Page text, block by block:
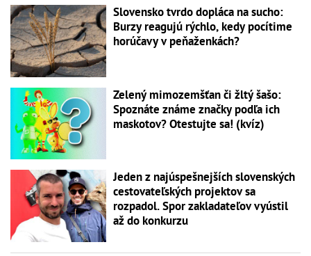
Slovensko tvrdo dopláca na sucho:
Burzy reagujú rýchlo, kedy pocítime
horúčavy v peňaženkách?
Zelený mimozemšťan či žltý šašo:
Spoznáte známe značky podľa ich
maskotov? Otestujte sa! (kvíz)
Jeden z najúspešnejších slovenských
cestovateľských projektov sa
rozpadol. Spor zakladateľov vyústil
až do konkurzu